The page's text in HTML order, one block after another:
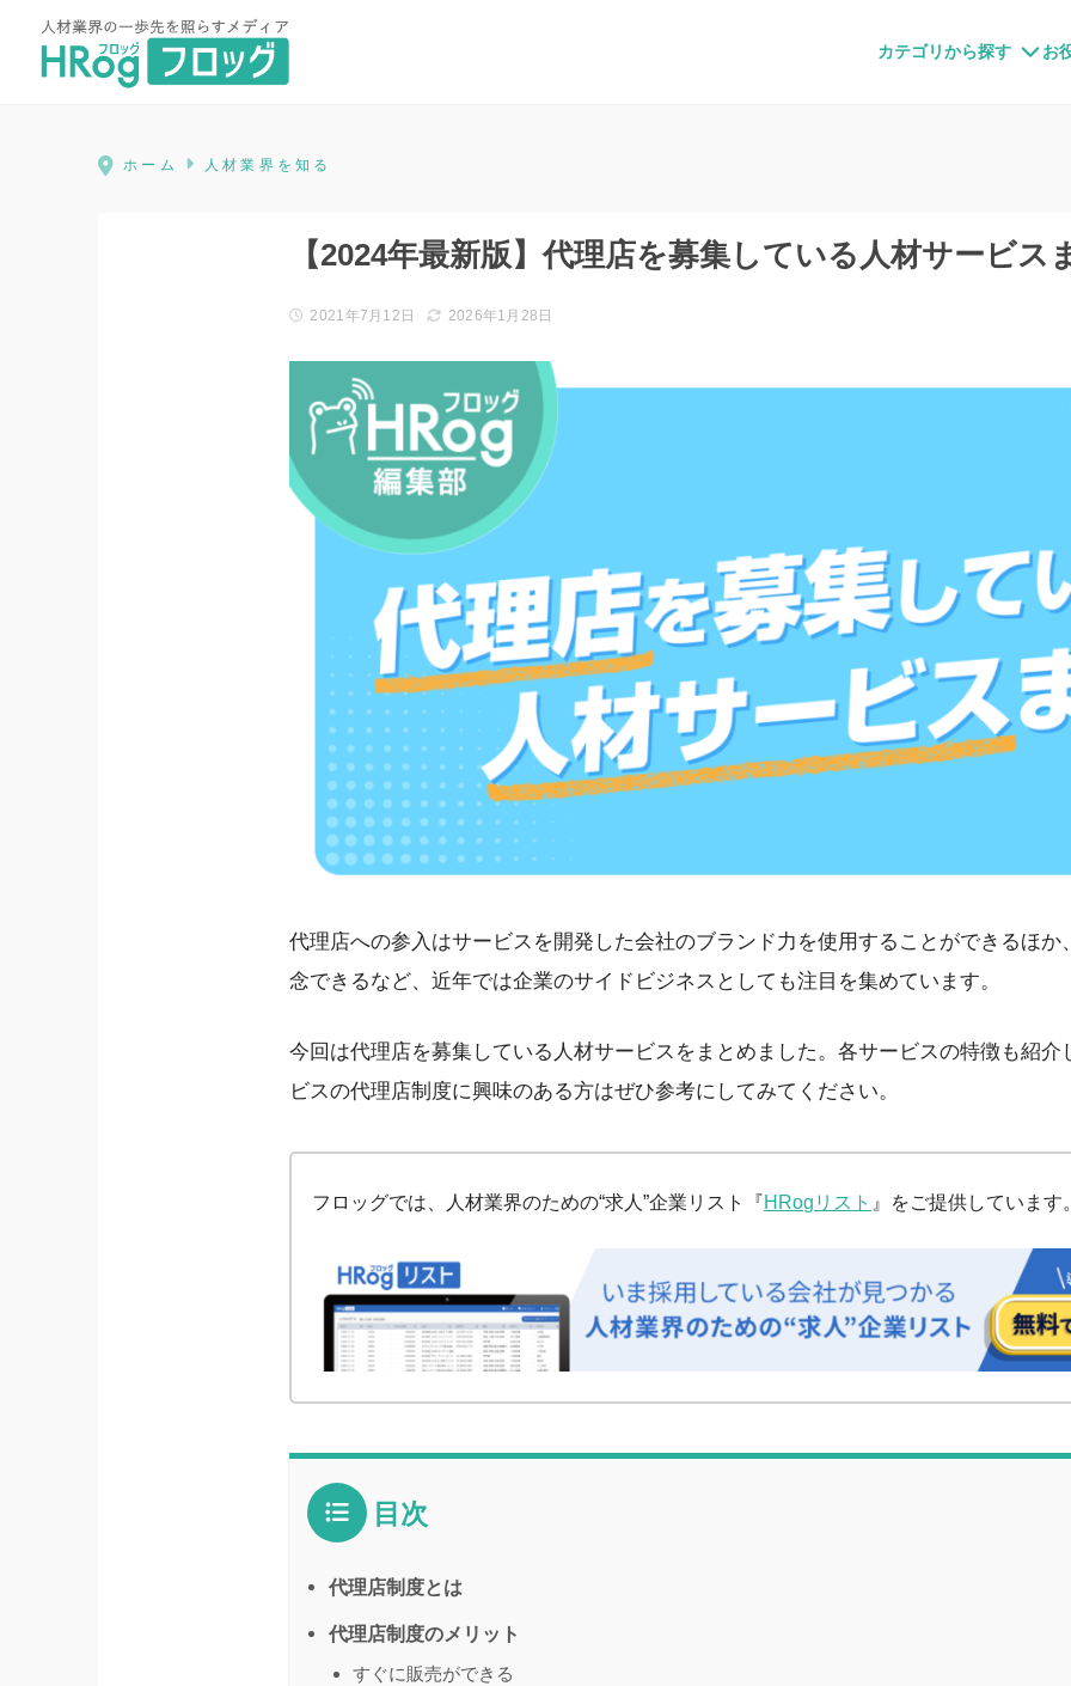
カテゴリから探す お
HRog | 人材業界の一歩先を照らすメディア
ホーム 人材業界を知る
【2024年最新版】代理店を募集している人材サービス
2021年7月12日 2026年1月28日
代理店への参入はサービスを開発した会社のブランド力を使用することができるほか
念できるなど、近年では企業のサイドビジネスとしても注目を集めています。
今回は代理店を募集している人材サービスをまとめました。各サービスの特徴も紹介
ビスの代理店制度に興味のある方はぜひ参考にしてみてください。
フロッグでは、人材業界のための“求人”企業リスト『HRogリスト 』をご提供しています
目次
代理店制度とは
代理店制度のメリット
すぐに販売ができる